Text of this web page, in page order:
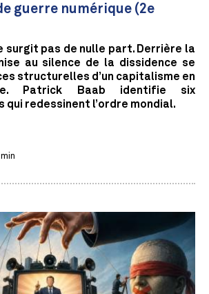
guerre numérique (2e
surgit pas de nulle part. Derrière la
au silence de la dissidence se
structurelles d’un capitalisme en
Patrick Baab identifie six
redessinent l’ordre mondial.